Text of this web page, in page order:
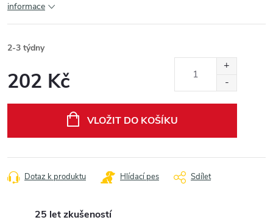
informace
2-3 týdny
202 Kč
VLOŽIT DO KOŠÍKU
Dotaz k produktu Hlídací pes Sdílet
25 let zkušeností